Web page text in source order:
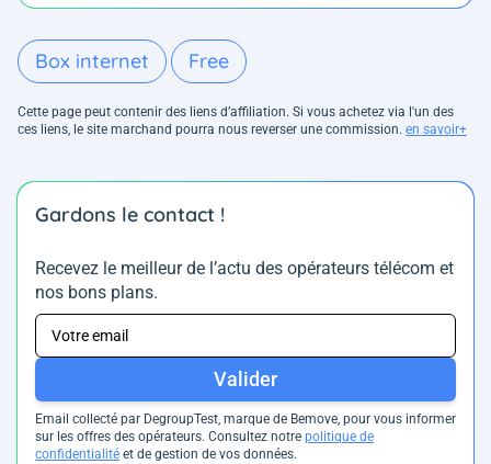
Box internet Free
Cette page peut contenir des liens d’affiliation. Si vous achetez via l'un des
ces liens, le site marchand pourra nous reverser une commission. en savoir+
Gardons le contact !
Recevez le meilleur de l’actu des opérateurs télécom et
nos bons plans.
Valider
Email collecté par DegroupTest, marque de Bemove, pour vous informer
sur les offres des opérateurs. Consultez notre politique de
confidentialité et de gestion de vos données.